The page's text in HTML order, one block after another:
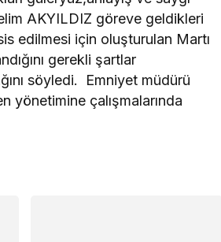
AKYILDIZ göreve geldikleri
edilmesi için oluşturulan Martı
gerekli şartlar
söyledi. Emniyet müdürü
yönetimine çalışmalarında